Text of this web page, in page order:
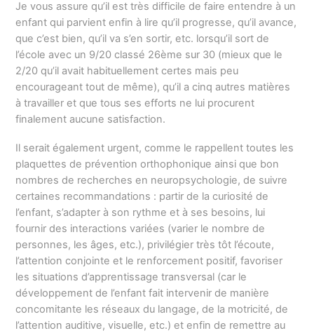
Je vous assure qu’il est très difficile de faire entendre à un
enfant qui parvient enfin à lire qu’il progresse, qu’il avance,
que c’est bien, qu’il va s’en sortir, etc. lorsqu’il sort de
l’école avec un 9/20 classé 26ème sur 30 (mieux que le
2/20 qu’il avait habituellement certes mais peu
encourageant tout de même), qu’il a cinq autres matières
à travailler et que tous ses efforts ne lui procurent
finalement aucune satisfaction.
Il serait également urgent, comme le rappellent toutes les
plaquettes de prévention orthophonique ainsi que bon
nombres de recherches en neuropsychologie, de suivre
certaines recommandations : partir de la curiosité de
l’enfant, s’adapter à son rythme et à ses besoins, lui
fournir des interactions variées (varier le nombre de
personnes, les âges, etc.), privilégier très tôt l’écoute,
l’attention conjointe et le renforcement positif, favoriser
les situations d’apprentissage transversal (car le
développement de l’enfant fait intervenir de manière
concomitante les réseaux du langage, de la motricité, de
l’attention auditive, visuelle, etc.) et enfin de remettre au